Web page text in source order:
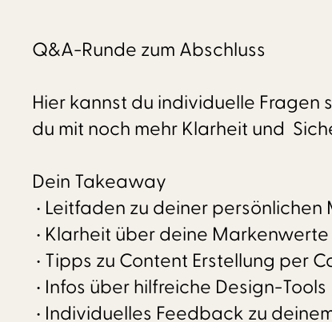
Q&A-Runde zum Abschluss
Hier kannst du individuelle
du mit noch mehr Klarheit und
Dein Takeaway
• Leitfaden zu deiner
• Klarheit über deine
• Tipps zu Content Erstellung per
• Infos über hilfreiche Design-Tools
• Individuelles Feedback zu